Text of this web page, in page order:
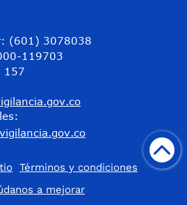
(601) 3078038
119703
157
Términos y condiciones
a mejorar